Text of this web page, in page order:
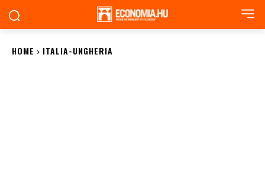
HOME ITALIA-UNGHERIA